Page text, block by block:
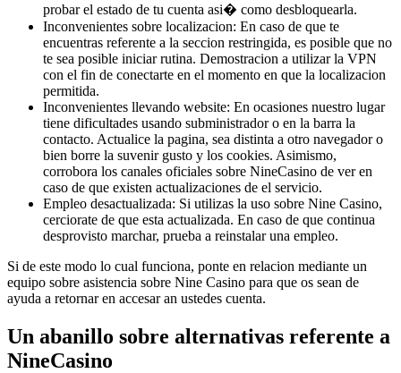
probar el estado de tu cuenta asi� como desbloquearla.
Inconvenientes sobre localizacion: En caso de que te
encuentras referente a la seccion restringida, es posible que no
te sea posible iniciar rutina. Demostracion a utilizar la VPN
con el fin de conectarte en el momento en que la localizacion
permitida.
Inconvenientes llevando website: En ocasiones nuestro lugar
tiene dificultades usando subministrador o en la barra la
contacto. Actualice la pagina, sea distinta a otro navegador o
bien borre la suvenir gusto y los cookies. Asimismo,
corrobora los canales oficiales sobre NineCasino de ver en
caso de que existen actualizaciones de el servicio.
Empleo desactualizada: Si utilizas la uso sobre Nine Casino,
cerciorate de que esta actualizada. En caso de que continua
desprovisto marchar, prueba a reinstalar una empleo.
Si de este modo lo cual funciona, ponte en relacion mediante un
equipo sobre asistencia sobre Nine Casino para que os sean de
ayuda a retornar en accesar an ustedes cuenta.
Un abanillo sobre alternativas referente a
NineCasino